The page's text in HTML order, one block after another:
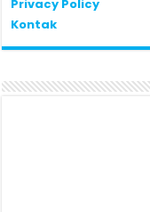
Privacy Policy
Kontak